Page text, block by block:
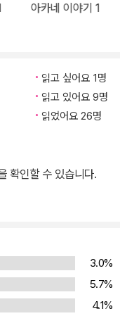
아카네 이야기 1
읽고 싶어요 1명
읽고 있어요 9명
읽었어요 26명
확인할 수 있습니다.
3.0%
5.7%
4.1%